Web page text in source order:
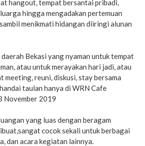
hangout, tempat bersantai pribadi,
hingga mengadakan pertemuan
menikmati hidangan diiringi alunan
Bekasi yang nyaman untuk tempat
atau untuk merayakan hari jadi, atau
meeting, reuni, diskusi, stay bersama
taulan hanya di WRN Cafe
November 2019
yang luas dengan beragam
cocok sekali untuk berbagai
dan acara kegiatan lainnya.